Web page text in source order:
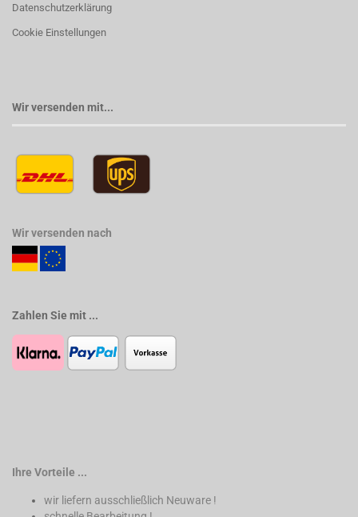
Datenschutzerklärung
Cookie Einstellungen
Wir versenden mit...
Wir versenden nach
Zahlen Sie mit ...
Ihre Vorteile ...
wir liefern ausschließlich Neuware !